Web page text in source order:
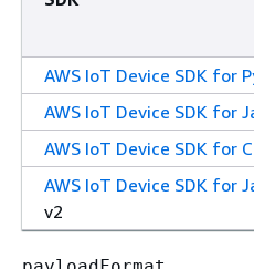
AWS IoT Device SDK for
AWS IoT Device SDK for
AWS IoT Device SDK for
AWS IoT Device SDK for
v2